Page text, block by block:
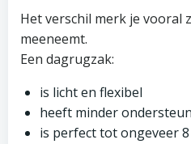
Het verschil merk je vooral
meeneemt.
Een dagrugzak:
is licht en flexibel
heeft minder
is perfect tot ongeveer